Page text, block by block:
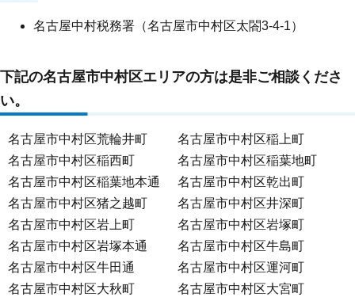
名古屋中村税務署（名古屋市中村区太閤3-4-1）
下記の名古屋市中村区エリアの方は是非ご相談くださ
い。
名古屋市中村区荒輪井町
名古屋市中村区稲上町
名古屋市中村区稲西町
名古屋市中村区稲葉地町
名古屋市中村区稲葉地本通
名古屋市中村区乾出町
名古屋市中村区猪之越町
名古屋市中村区井深町
名古屋市中村区岩上町
名古屋市中村区岩塚町
名古屋市中村区岩塚本通
名古屋市中村区牛島町
名古屋市中村区牛田通
名古屋市中村区運河町
名古屋市中村区大秋町
名古屋市中村区大宮町